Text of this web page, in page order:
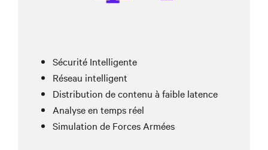
Sécurité Intelligente
Réseau intelligent
Distribution de contenu à faible latence
Analyse en temps réel
Simulation de Forces Armées